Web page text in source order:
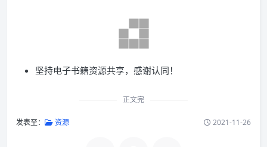
坚持电子书籍资源共享，感谢认同！
正文完
发表至： 资源 2021-11-26